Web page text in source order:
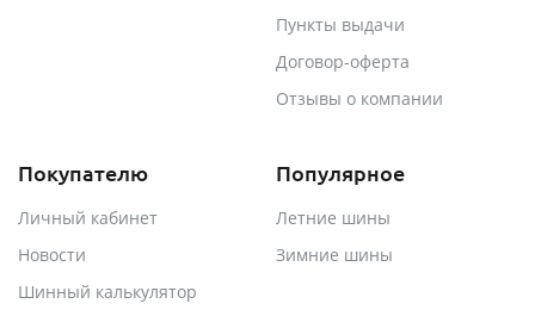
Пункты выдачи
Договор-оферта
Отзывы о компании
Покупателю
Личный кабинет
Новости
Шинный калькулятор
Популярное
Летние шины
Зимние шины